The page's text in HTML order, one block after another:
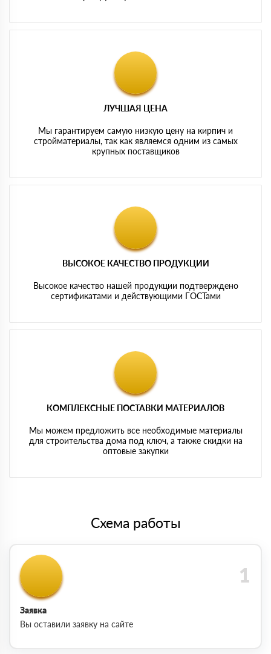
ЛУЧШАЯ ЦЕНА
Мы гарантируем самую низкую цену на кирпич и
стройматериалы, так как являемся одним из самых
крупных поставщиков
ВЫСОКОЕ КАЧЕСТВО ПРОДУКЦИИ
Высокое качество нашей продукции подтверждено
сертификатами и действующими ГОСТами
КОМПЛЕКСНЫЕ ПОСТАВКИ МАТЕРИАЛОВ
Мы можем предложить все необходимые материалы
для строительства дома под ключ, а также скидки на
оптовые закупки
Схема работы
Заявка
Вы оставили заявку на сайте